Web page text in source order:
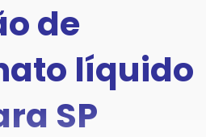
de
líquido
SP